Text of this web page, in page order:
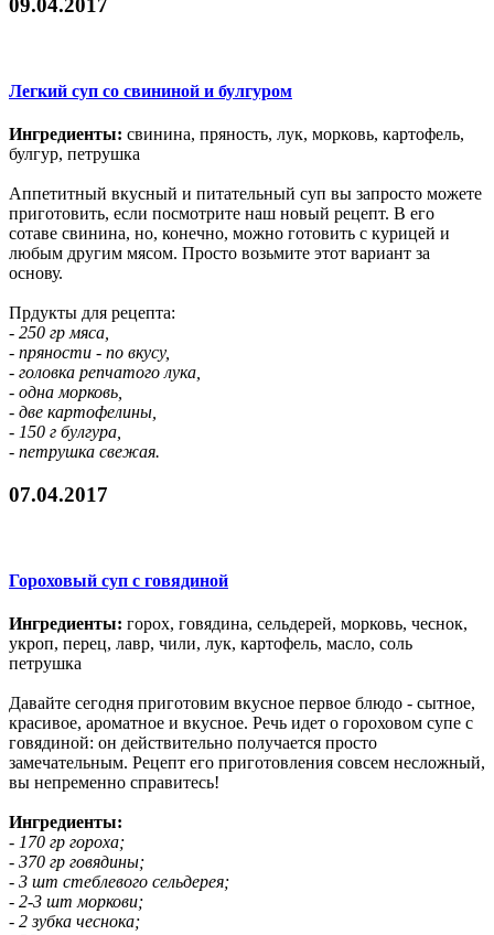
09.04.2017
Легкий суп со свининой и булгуром
Ингредиенты: свинина, пряность, лук, морковь, картофель,
булгур, петрушка
Аппетитный вкусный и питательный суп вы запросто можете
приготовить, если посмотрите наш новый рецепт. В его
сотаве свинина, но, конечно, можно готовить с курицей и
любым другим мясом. Просто возьмите этот вариант за
основу.
Прдукты для рецепта:
- 250 гр мяса,
- пряности - по вкусу,
- головка репчатого лука,
- одна морковь,
- две картофелины,
- 150 г булгура,
- петрушка свежая.
07.04.2017
Гороховый суп с говядиной
Ингредиенты: горох, говядина, сельдерей, морковь, чеснок,
укроп, перец, лавр, чили, лук, картофель, масло, соль
петрушка
Давайте сегодня приготовим вкусное первое блюдо - сытное,
красивое, ароматное и вкусное. Речь идет о гороховом супе с
говядиной: он действительно получается просто
замечательным. Рецепт его приготовления совсем несложный,
вы непременно справитесь!
Ингредиенты:
- 170 гр гороха;
- 370 гр говядины;
- 3 шт стеблевого сельдерея;
- 2-3 шт моркови;
- 2 зубка чеснока;